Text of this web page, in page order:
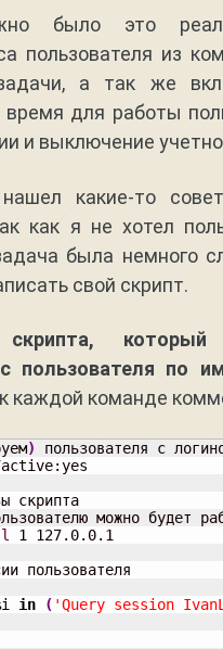
было это
пользователя из
а так же
время для работы
и выключение
какие-то
как я не хотел
была немного
свой скрипт.
пользователя по
каждой команде
) пользователя с
active:yes
задаем время паузы скрипта
можно будет
1 127.0.0.1
пользователя
i in ( 'Query session